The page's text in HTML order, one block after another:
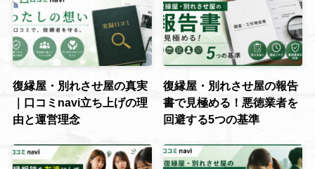
復縁屋・別れさせ屋の真実
｜口コミnavi立ち上げの理
由と運営理念
復縁屋・別れさせ屋の報告
書で見極める！悪徳業者を
回避する5つの基準